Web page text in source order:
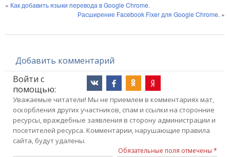
« Как добавить языки перевода в Google Chrome.
Расширение Facebook Fixer для Google Chrome. »
Добавить комментарий
Войти с
помощью:
Уважаемые читатели! Мы не приемлем в комментариях мат,
оскорбления других участников, спам и ссылки на сторонние
ресурсы, враждебные заявления в сторону администрации и
посетителей ресурса. Комментарии, нарушающие правила
сайта, будут удалены.
Обязательные поля отмечены *